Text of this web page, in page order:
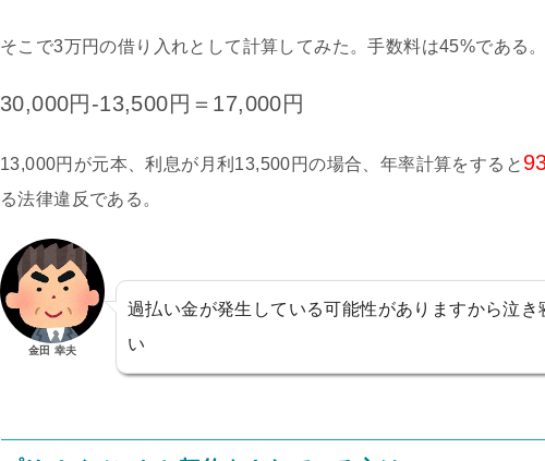
そこで3万円の借り入れとして計算してみた。手数料は45%である。
30,000円-13,500円＝17,000円
13,000円が元本、利息が月利13,500円の場合、年率計算をすると
る法律違反である。
金田 幸夫
過払い金が発生している可能性がありますから泣き
い